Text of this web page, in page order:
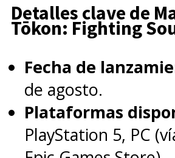
La sinopsis nos da
que "Fury" se entera
invasión clandestina
por una facción de
cambian de forma,
sus aliados,
Detalles clave de
Tōkon: Fighting
Fecha de
de agosto.
Plataformas
PlayStation 5, PC